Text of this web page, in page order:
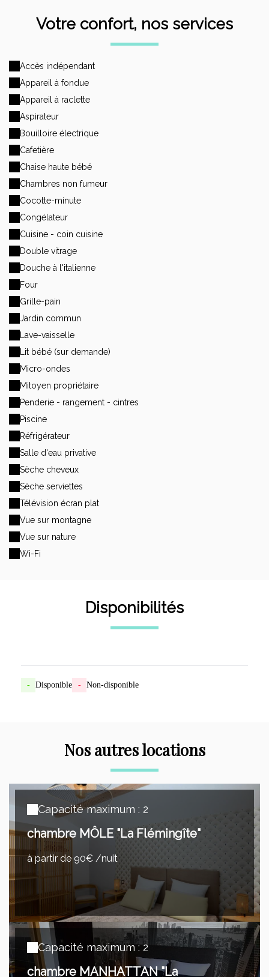
Votre confort, nos services
Accès indépendant
Appareil à fondue
Appareil à raclette
Aspirateur
Bouilloire électrique
Cafetière
Chaise haute bébé
Chambres non fumeur
Cocotte-minute
Congélateur
Cuisine - coin cuisine
Double vitrage
Douche à l'italienne
Four
Grille-pain
Jardin commun
Lave-vaisselle
Lit bébé (sur demande)
Micro-ondes
Mitoyen propriétaire
Penderie - rangement - cintres
Piscine
Réfrigérateur
Salle d'eau privative
Sèche cheveux
Sèche serviettes
Télévision écran plat
Vue sur montagne
Vue sur nature
Wi-Fi
Disponibilités
- Disponible - Non-disponible
Nos autres locations
Capacité maximum : 2
chambre MÔLE "La Flémingîte"
à partir de 90€ /nuit
Capacité maximum : 2
chambre MANHATTAN "La